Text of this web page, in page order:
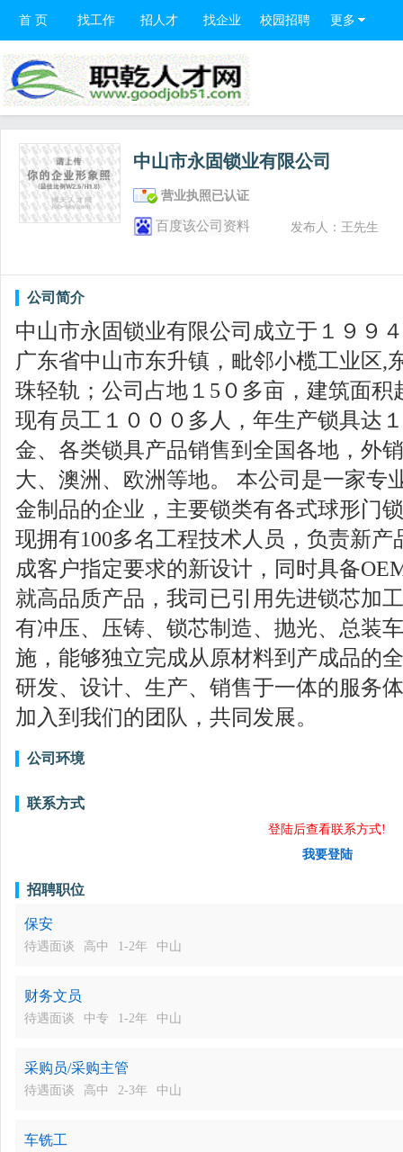
首 页 找工作 招人才 找企业 校园招聘 更多
中山市永固锁业有限公司
营业执照已认证
百度该公司资料 发布人：王先生
公司简介
中山市永固锁业有限公司成立于１９９
广东省中山市东升镇，毗邻小榄工业区,
珠轻轨；公司占地１5０多亩，建筑面
现有员工１０００多人，年生产锁具达
金、各类锁具产品销售到全国各地，外
大、澳洲、欧洲等地。 本公司是一家专
金制品的企业，主要锁类有各式球形门
现拥有100多名工程技术人员，负责新
成客户指定要求的新设计，同时具备
就高品质产品，我司已引用先进锁芯加
有冲压、压铸、锁芯制造、抛光、总装
施，能够独立完成从原材料到产成品的
研发、设计、生产、销售于一体的服务
加入到我们的团队，共同发展。
公司环境
联系方式
登陆后查看联系方式!
我要登陆
招聘职位
保安
待遇面谈 高中 1-2年 中山
财务文员
待遇面谈 中专 1-2年 中山
采购员/采购主管
待遇面谈 高中 2-3年 中山
车铣工